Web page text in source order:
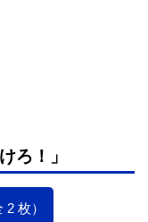
ろ！」
枚）